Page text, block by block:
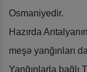
Osmaniyedir.
Hazırda
meşə yanğınları
Yanğınlarla bağlı